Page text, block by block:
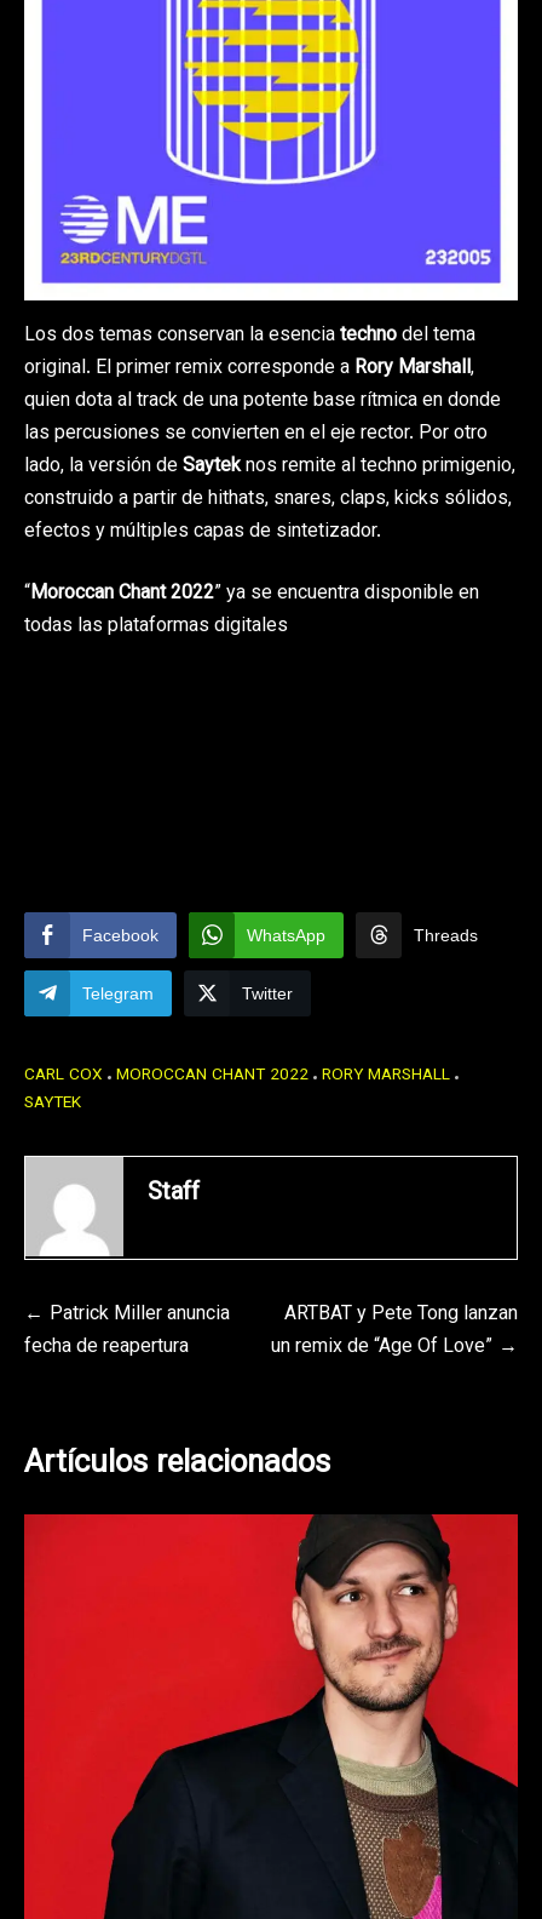
Los dos temas conservan la esenciatechnodel tema
original. El primer remix corresponde a Rory Marshall,
quien dota al track de una potente base rítmica en donde
las percusiones se convierten en el eje rector. Por otro
lado, la versión deSayteknos remite al techno primigenio,
construido a partir de hithats, snares, claps, kicks sólidos,
efectos y múltiples capas de sintetizador.
“Moroccan Chant 2022” ya se encuentra disponible en
todas las plataformas digitales
Facebook WhatsApp Threads
Telegram Twitter
CARL COX MOROCCAN CHANT 2022 RORY MARSHALL
SAYTEK
Staff
Navegación
de
Patrick Miller anuncia
fecha de reapertura
ARTBAT y Pete Tong lanzan
un remix de “Age Of Love”
Artículos relacionados